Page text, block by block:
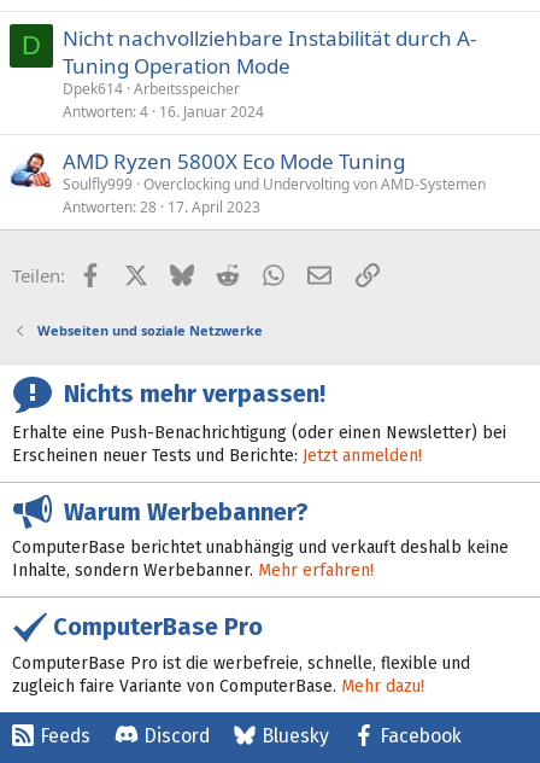
D
Nicht nachvollziehbare Instabilität durch A-
Tuning Operation Mode
Dpek614 Arbeitsspeicher
Antworten 4 16. Januar 2024
AMD Ryzen 5800X Eco Mode Tuning
Soulfly999 Overclocking und Undervolting von AMD-Systemen
Antworten 28 17. April 2023
Teilen: FacebookX (Twitter)
BlueskyRedditWhatsApp
E-MailLink
Webseiten und soziale Netzwerke
Nichts mehr verpassen!
Erhalte eine Push-Benachrichtigung (oder einen Newsletter) bei
Erscheinen neuer Tests und Berichte: Jetzt anmelden!
Warum Werbebanner?
ComputerBase berichtet unabhängig und verkauft deshalb keine
Inhalte, sondern Werbebanner. Mehr erfahren!
ComputerBase Pro
ComputerBase Pro ist die werbefreie, schnelle, flexible und
zugleich faire Variante von ComputerBase. Mehr dazu!
Feeds Discord Bluesky Facebook